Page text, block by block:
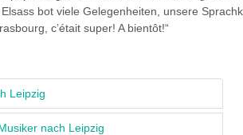
bot viele Gelegenheiten, unsere
c’était super! A bientôt!“
Leipzig
nach Leipzig